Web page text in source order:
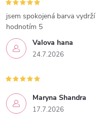
Valova hana
24.7.2026
jsem spokojená barva
hodnotím 5
Maryna Shandra
17.7.2026